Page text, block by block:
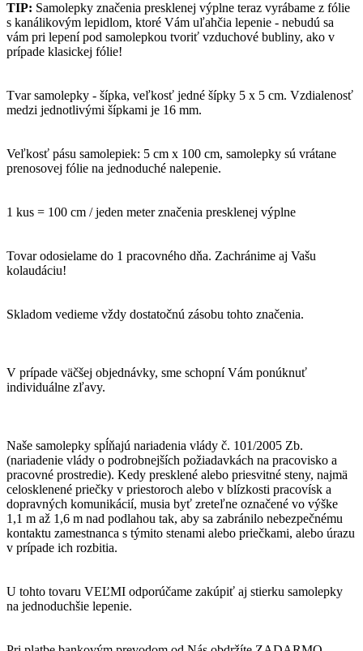
TIP: Samolepky značenia presklenej výplne teraz vyrábame z fólie
s kanálikovým lepidlom, ktoré Vám uľahčia lepenie - nebudú sa
vám pri lepení pod samolepkou tvoriť vzduchové bubliny, ako v
prípade klasickej fólie!
Tvar samolepky - šípka, veľkosť jedné šípky 5 x 5 cm. Vzdialenosť
medzi jednotlivými šípkami je 16 mm.
Veľkosť pásu samolepiek: 5 cm x 100 cm, samolepky sú vrátane
prenosovej fólie na jednoduché nalepenie.
1 kus = 100 cm / jeden meter značenia presklenej výplne
Tovar odosielame do 1 pracovného dňa. Zachránime aj Vašu
kolaudáciu!
Skladom vedieme vždy dostatočnú zásobu tohto značenia.
V prípade väčšej objednávky, sme schopní Vám ponúknuť
individuálne zľavy.
Naše samolepky spĺňajú nariadenia vlády č. 101/2005 Zb.
(nariadenie vlády o podrobnejších požiadavkách na pracovisko a
pracovné prostredie). Kedy presklené alebo priesvitné steny, najmä
celosklenené priečky v priestoroch alebo v blízkosti pracovísk a
dopravných komunikácií, musia byť zreteľne označené vo výške
1,1 m až 1,6 m nad podlahou tak, aby sa zabránilo nebezpečnému
kontaktu zamestnanca s týmito stenami alebo priečkami, alebo úrazu
v prípade ich rozbitia.
U tohto tovaru VEĽMI odporúčame zakúpiť aj stierku samolepky
na jednoduchšie lepenie.